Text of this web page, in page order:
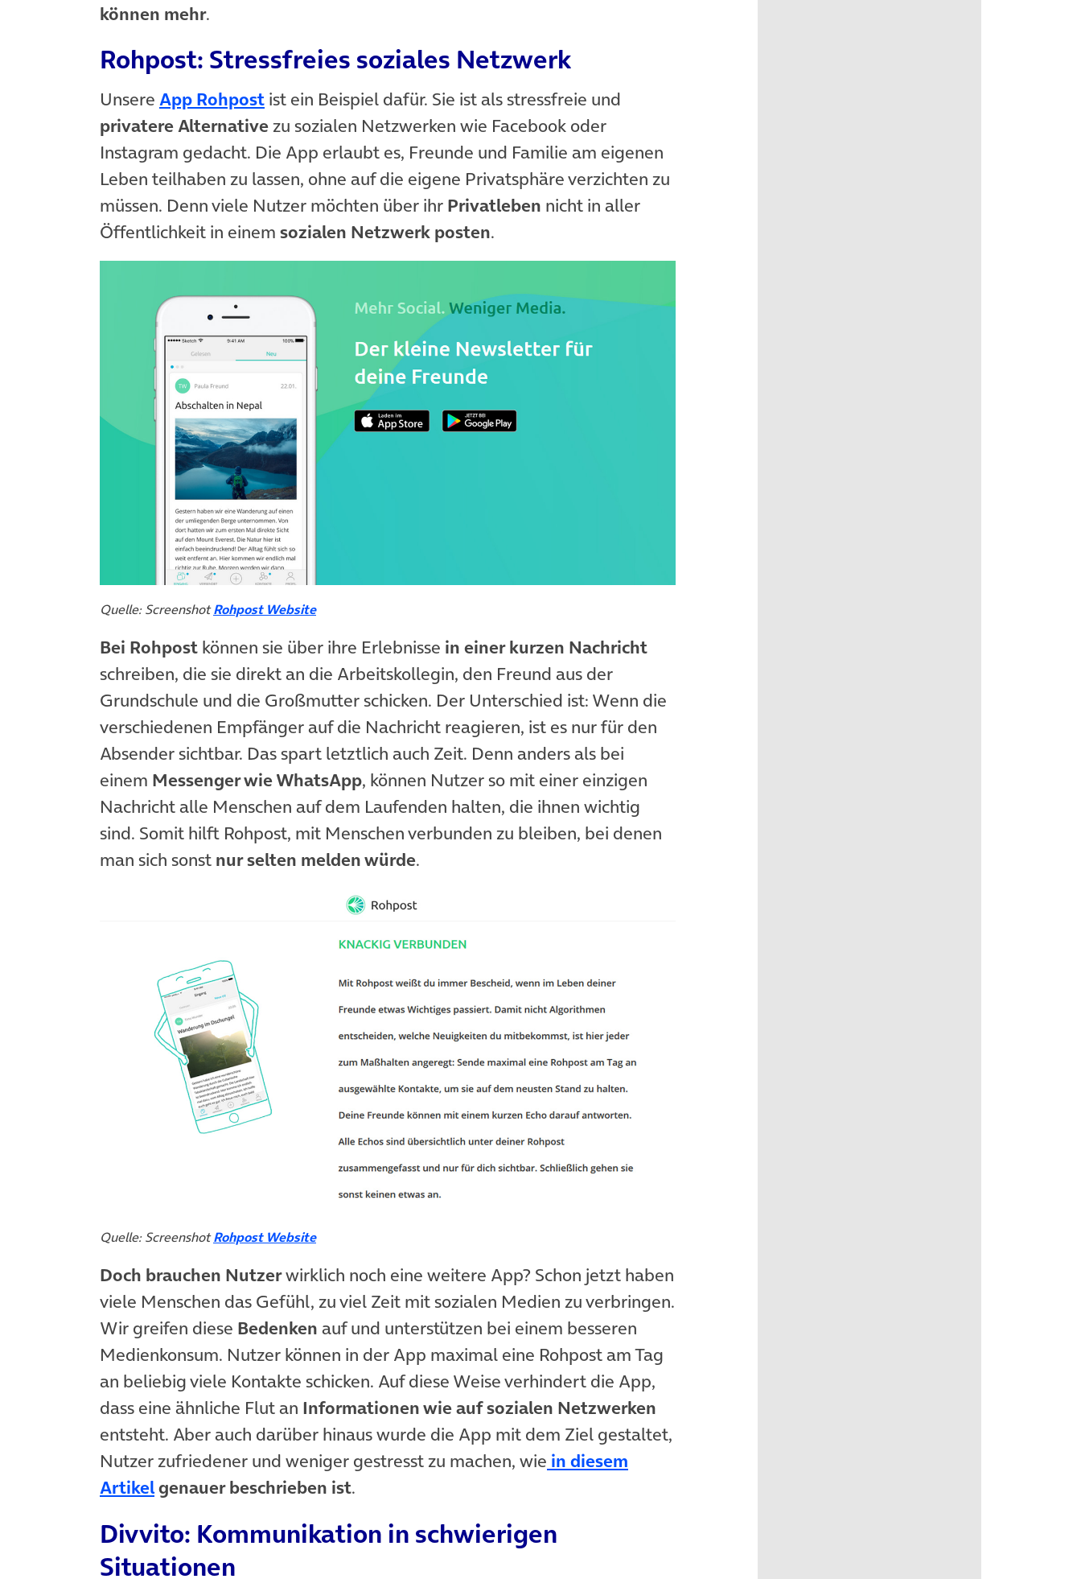
können mehr.
Rohpost: Stressfreies soziales Netzwerk
Unsere App Rohpost(öffnet in neuem Tab)
ist ein Beispiel dafür. Sie ist als stressfreie und
privatere Alternative zu sozialen Netzwerken wie Facebook oder
Instagram gedacht. Die App erlaubt es, Freunde und Familie am eigenen
Leben teilhaben zu lassen, ohne auf die eigene Privatsphäre verzichten zu
müssen. Denn viele Nutzer möchten über ihr Privatleben nicht in aller
Öffentlichkeit in einem sozialen Netzwerk posten.
Quelle: ScreenshotRohpost Website
Bei Rohpost können sie über ihre Erlebnisse in einer kurzen Nachricht
schreiben, die sie direkt an die Arbeitskollegin, den Freund aus der
Grundschule und die Großmutter schicken. Der Unterschied ist: Wenn die
verschiedenen Empfänger auf die Nachricht reagieren, ist es nur für den
Absender sichtbar. Das spart letztlich auch Zeit. Denn anders als bei
einem Messenger wie WhatsApp, können Nutzer so mit einer einzigen
Nachricht alle Menschen auf dem Laufenden halten, die ihnen wichtig
sind. Somit hilft Rohpost, mit Menschen verbunden zu bleiben, bei denen
man sich sonst nur selten melden würde.
Quelle: ScreenshotRohpost Website
Doch brauchen Nutzerwirklich noch eine weitere App? Schon jetzt haben
viele Menschen das Gefühl, zu viel Zeit mit sozialen Medien zu verbringen.
Wir greifen diese Bedenken auf und unterstützen bei einem besseren
Medienkonsum. Nutzer können in der App maximal eine Rohpost am Tag
an beliebig viele Kontakte schicken. Auf diese Weise verhindert die App,
dass eine ähnliche Flut an Informationen wie auf sozialen Netzwerken
entsteht. Aber auch darüber hinaus wurde die App mit dem Ziel gestaltet,
Nutzer zufriedener und weniger gestresst zu machen, wie in diesem
Artikel(öffnet in neuem Tab)
genauer beschrieben ist.
Divvito: Kommunikation in schwierigen
Situationen